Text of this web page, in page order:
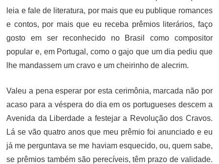
leia e fale de literatura, por mais que eu publique romances
e contos, por mais que eu receba prêmios literários, faço
gosto em ser reconhecido no Brasil como compositor
popular e, em Portugal, como o gajo que um dia pediu que
lhe mandassem um cravo e um cheirinho de alecrim.
Valeu a pena esperar por esta cerimônia, marcada não por
acaso para a véspera do dia em os portugueses descem a
Avenida da Liberdade a festejar a Revolução dos Cravos.
Lá se vão quatro anos que meu prêmio foi anunciado e eu
já me perguntava se me haviam esquecido, ou, quem sabe,
se prêmios também são perecíveis, têm prazo de validade.